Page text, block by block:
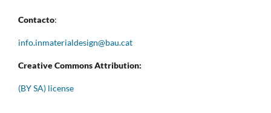
Contacto:
info.inmaterialdesign@bau.cat
Creative Commons Attribution:
(BY SA) license